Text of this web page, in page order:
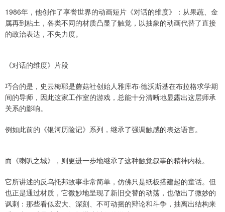
1986年，他创作了享誉世界的动画短片《对话的维度》：从果蔬、金
属再到粘土，各类不同的材质凸显了触觉，以抽象的动画代替了直接
的政治表达，不失力度。
《对话的维度》片段
巧合的是，史云梅耶是蘑菇社创始人雅库布·德沃斯基在布拉格求学期
间的导师，因此这家工作室的游戏，总能十分清晰地显露出这层师承
关系的影响。
例如此前的《银河历险记》系列，继承了强调触感的表达语言。
而《喇叭之城》，则更进一步地继承了这种触觉叙事的精神内核。
它所讲述的反乌托邦故事非常简单，仿佛只是纸板搭建起的童话。但
也正是通过材质，它微妙地呈现了新旧交替的动荡，也做出了微妙的
讽刺：那些看似宏大、深刻、不可动摇的辩论和斗争，抽离出结构来